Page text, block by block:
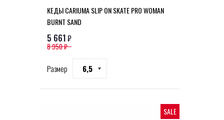
КЕДЫ CARIUMA SLIP ON SKATE PRO WOMAN
BURNT SAND
5 661₽
8 950 ₽
Размер 6,5
SALE